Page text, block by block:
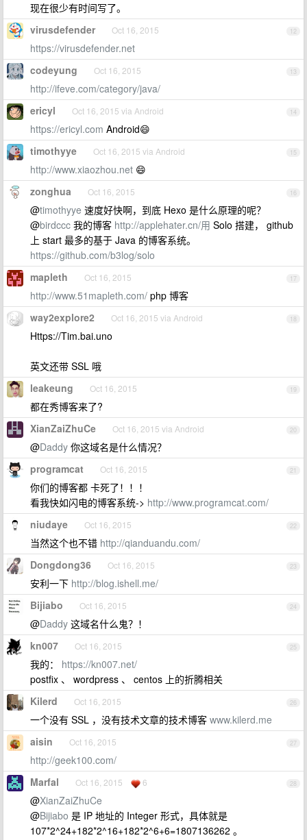
现在很少有时间写了。
12
virusdefender Oct 16, 2015
https://virusdefender.net
13
codeyung Oct 16, 2015
http://ifeve.com/category/java/
14
ericyl Oct 16, 2015 via Android
https://ericyl.com Android😄
15
timothyye Oct 16, 2015 via Android
http://www.xiaozhou.net 😄
16
zonghua Oct 16, 2015
@timothyye 速度好快啊，到底 Hexo 是什么原理的呢？
@birdccc 我的博客 http://applehater.cn/用 Solo 搭建， github
上 start 最多的基于 Java 的博客系统。
https://github.com/b3log/solo
17
mapleth Oct 16, 2015
http://www.51mapleth.com/ php 博客
18
way2explore2 Oct 16, 2015 via Android
Https://Tim.bai.uno
英文还带 SSL 哦
19
leakeung Oct 16, 2015
都在秀博客来了?
20
XianZaiZhuCe Oct 16, 2015 via Android
@Daddy 你这域名是什么情况？
21
programcat Oct 16, 2015
你们的博客都 卡死了！！！
看我快如闪电的博客系统-> http://www.programcat.com/
22
niudaye Oct 16, 2015
当然这个也不错 http://qianduandu.com/
23
Dongdong36 Oct 16, 2015
安利一下 http://blog.ishell.me/
24
Bijiabo Oct 16, 2015
@Daddy 这域名什么鬼？！
25
kn007 Oct 16, 2015
我的： https://kn007.net/
postfix 、 wordpress 、 centos 上的折腾相关
26
Kilerd Oct 16, 2015
一个没有 SSL ，没有技术文章的技术博客 www.kilerd.me
27
aisin Oct 16, 2015
http://geek100.com/
28
Marfal Oct 16, 2015 6
@XianZaiZhuCe
@Bijiabo 是 IP 地址的 Integer 形式，具体就是
107*2^24+182*2^16+182*2^6+6=1807136262 。